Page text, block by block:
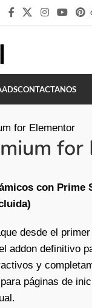
ADSCONTACTANOS
for Elementor
for
con Prime
desde el
addon definitivo
y
páginas de